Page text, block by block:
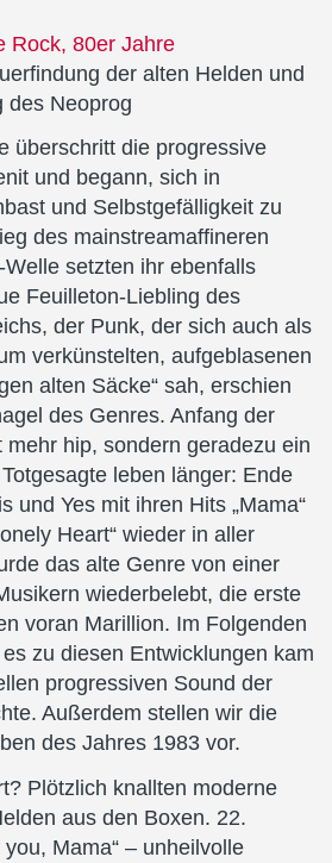
Rock 80er Jahre
überschritt die progressive
und begann, sich in
und Selbstgefälligkeit zu
des mainstreamaffineren
setzten ihr ebenfalls
Feuilleton-Liebling des
der Punk, der sich auch als
verkünstelten, aufgeblasenen
alten Säcke“ sah, erschien
des Genres. Anfang der
hip, sondern geradezu ein
leben länger: Ende
und Yes mit ihren Hits „Mama“
Heart“ wieder in aller
das alte Genre von einer
wiederbelebt, die erste
voran Marillion. Im Folgenden
zu diesen Entwicklungen kam
progressiven Sound der
Außerdem stellen wir die
des Jahres 1983 vor.
Plötzlich knallten moderne
aus den Boxen. 22.
you, Mama“ – unheilvolle